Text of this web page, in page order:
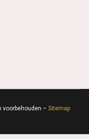
voorbehouden – Sitemap